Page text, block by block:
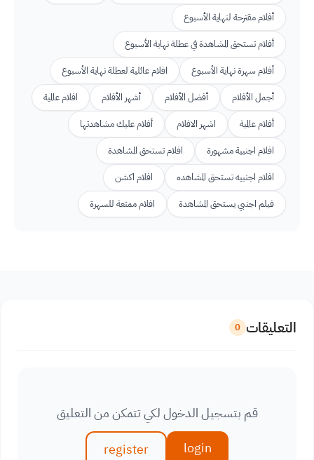
أفلام مقترحة لنهاية الأسبوع
أفلام تستحق المشاهدة في عطلة نهاية الأسبوع
أفلام سهرة نهاية الأسبوع
افلام عائلية لعطلة نهاية الأسبوع
أجمل الأفلام
أفضل الأفلام أشهر الأفلام
افلام عالمية
أفلام عالمية
اشهر الافلام
أفلام عليك مشاهدتها
افلام اجنبية مشهورة
افلام تستحق المشاهدة
افلام اجنبيه تستحق المشاهده
افلام اكشن
فيلم اجنبي يستحق المشاهدة
افلام ممتعة للسهرة
التعليقات 0
قم بتسجيل الدخول لكي تتمكن من التعليق
login
register